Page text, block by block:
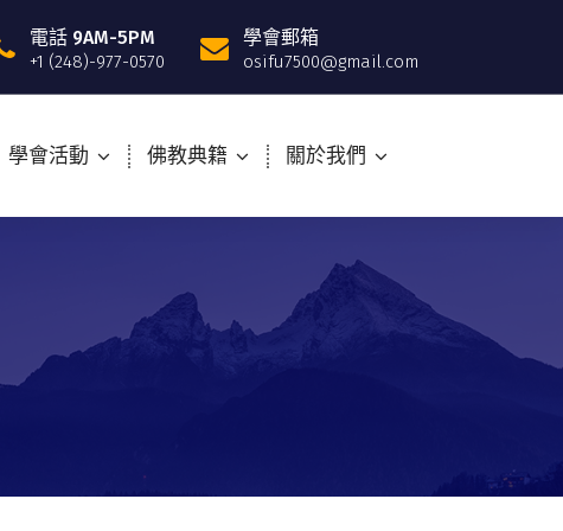
電話 9AM-5PM
+1 (248)-977-0570
學會郵箱
osifu7500@gmail.com
學會活動 佛教典籍 關於我們